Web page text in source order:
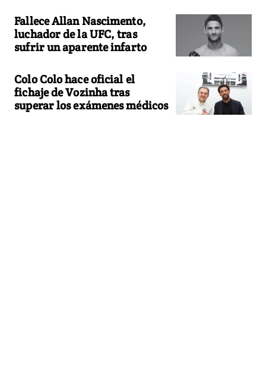
Fallece Allan Nascimento,
luchador de la UFC, tras
sufrir un aparente infarto
Colo Colo hace oficial el
fichaje de Vozinha tras
superar los exámenes médicos